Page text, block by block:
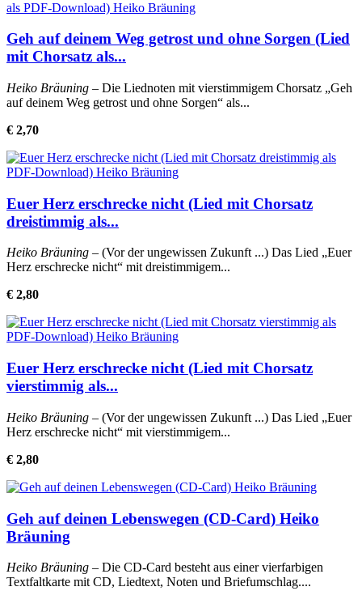
Geh auf deinem Weg getrost und ohne Sorgen (Lied
mit Chorsatz als...
Heiko Bräuning – Die Liednoten mit vierstimmigem Chorsatz „Geh
auf deinem Weg getrost und ohne Sorgen“ als...
€ 2,70
Euer Herz erschrecke nicht (Lied mit Chorsatz
dreistimmig als...
Heiko Bräuning – (Vor der ungewissen Zukunft ...) Das Lied „Euer
Herz erschrecke nicht“ mit dreistimmigem...
€ 2,80
Euer Herz erschrecke nicht (Lied mit Chorsatz
vierstimmig als...
Heiko Bräuning – (Vor der ungewissen Zukunft ...) Das Lied „Euer
Herz erschrecke nicht“ mit vierstimmigem...
€ 2,80
Geh auf deinen Lebenswegen (CD-Card) Heiko
Bräuning
Heiko Bräuning – Die CD-Card besteht aus einer vierfarbigen
Textfaltkarte mit CD, Liedtext, Noten und Briefumschlag....